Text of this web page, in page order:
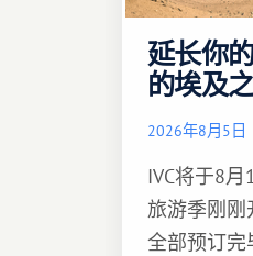
延长你
的埃及
2026年8月5日
IVC将于8
旅游季刚
全部预订完